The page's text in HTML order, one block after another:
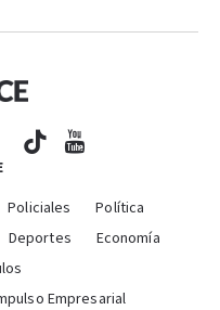
Policiales
Política
Deportes
Economía
Empresarial